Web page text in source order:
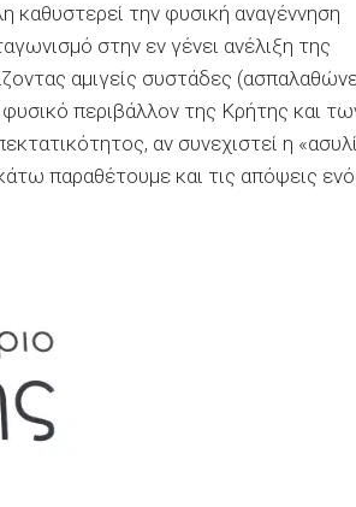
καθυστερεί την φυσική αναγέννηση
στην εν γένει ανέλιξη της
αμιγείς συστάδες
περιβάλλον της Κρήτης και
αν συνεχιστεί η
παραθέτουμε και τις απόψεις